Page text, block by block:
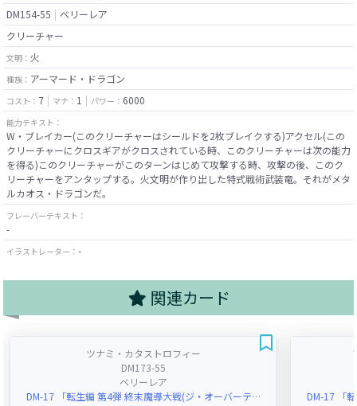
DM154-55
ベリーレア
クリーチャー
文明： 火
種族： アーマード・ドラゴン
コスト： 7 マナ： 1 パワー： 6000
能力テキスト：
W・ブレイカー(このクリーチャーはシールドを2枚ブレイクする)アクセル(この
クリーチャーにクロスギアがクロスされている時、このクリーチャーは次の能力
を得る)このクリーチャーがこのターンはじめて攻撃する時、攻撃の後、このク
リーチャーをアンタップする。火文明が作り出した特式戦術武装竜。それがメタ
ルカオス・ドラゴンだ。
フレーバーテキスト：
-
イラストレーター： -
関連カード
ツナミ・カタストロフィー
DM173-55
ベリーレア
DM-17 「転生編 第4弾 終末魔導大戦(ジ・オーバーテクノクロス)」